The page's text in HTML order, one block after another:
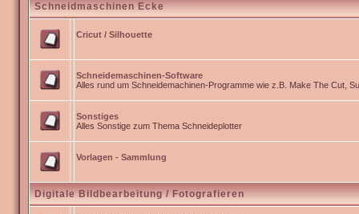
Schneidmaschinen Ecke
Cricut / Silhouette
Schneidemaschinen-Software
Alles rund um Schneidemachinen-Programme wie z.B. Make The Cut,
Sonstiges
Alles Sonstige zum Thema Schneideplotter
Vorlagen - Sammlung
Digitale Bildbearbeitung / Fotografieren